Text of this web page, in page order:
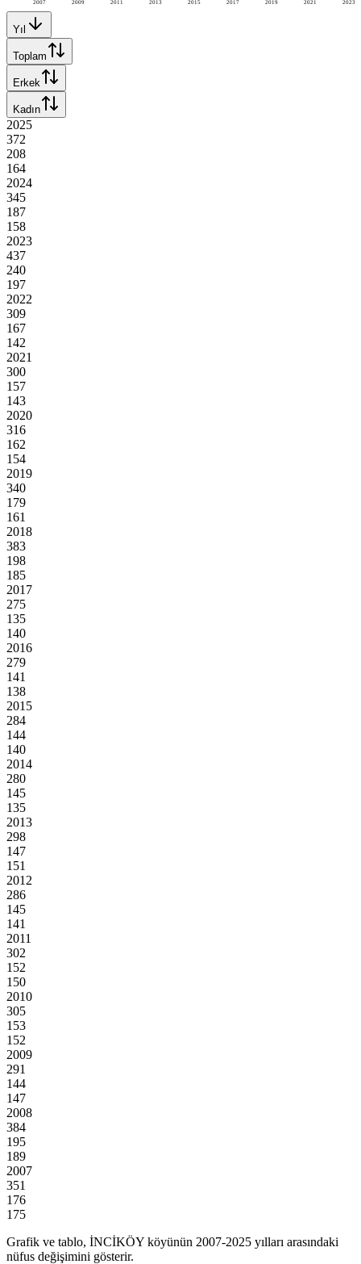
2007 2009 2011 2013 2015 2017 2019 2021 2023
Yıl
Toplam
Erkek
Kadın
2025
372
208
164
2024
345
187
158
2023
437
240
197
2022
309
167
142
2021
300
157
143
2020
316
162
154
2019
340
179
161
2018
383
198
185
2017
275
135
140
2016
279
141
138
2015
284
144
140
2014
280
145
135
2013
298
147
151
2012
286
145
141
2011
302
152
150
2010
305
153
152
2009
291
144
147
2008
384
195
189
2007
351
176
175
Grafik ve tablo, İNCİKÖY köyünün 2007-2025 yılları arasındaki
nüfus değişimini gösterir.